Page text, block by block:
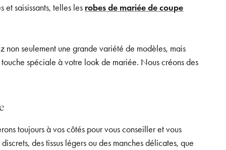
saisissants, telles les robes de mariée de coupe
seulement une grande variété de modèles, mais
spéciale à votre look de mariée. Nous créons des
toujours à vos côtés pour vous conseiller et vous
des tissus légers ou des manches délicates, que